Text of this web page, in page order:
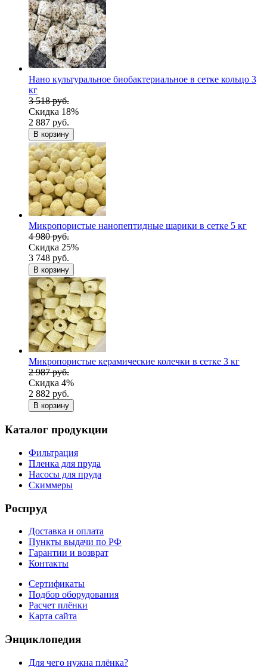
Нано культуральное биобактериальное в сетке кольцо 3
кг
3 518 руб.
Скидка 18%
2 887 руб.
В корзину
Микропористые нанопептидные шарики в сетке 5 кг
4 980 руб.
Скидка 25%
3 748 руб.
В корзину
Микропористые керамические колечки в сетке 3 кг
2 987 руб.
Скидка 4%
2 882 руб.
В корзину
Каталог продукции
Фильтрация
Пленка для пруда
Насосы для пруда
Скиммеры
Роспруд
Доставка и оплата
Пункты выдачи по РФ
Гарантии и возврат
Контакты
Сертификаты
Подбор оборудования
Расчет плёнки
Карта сайта
Энциклопедия
Для чего нужна плёнка?